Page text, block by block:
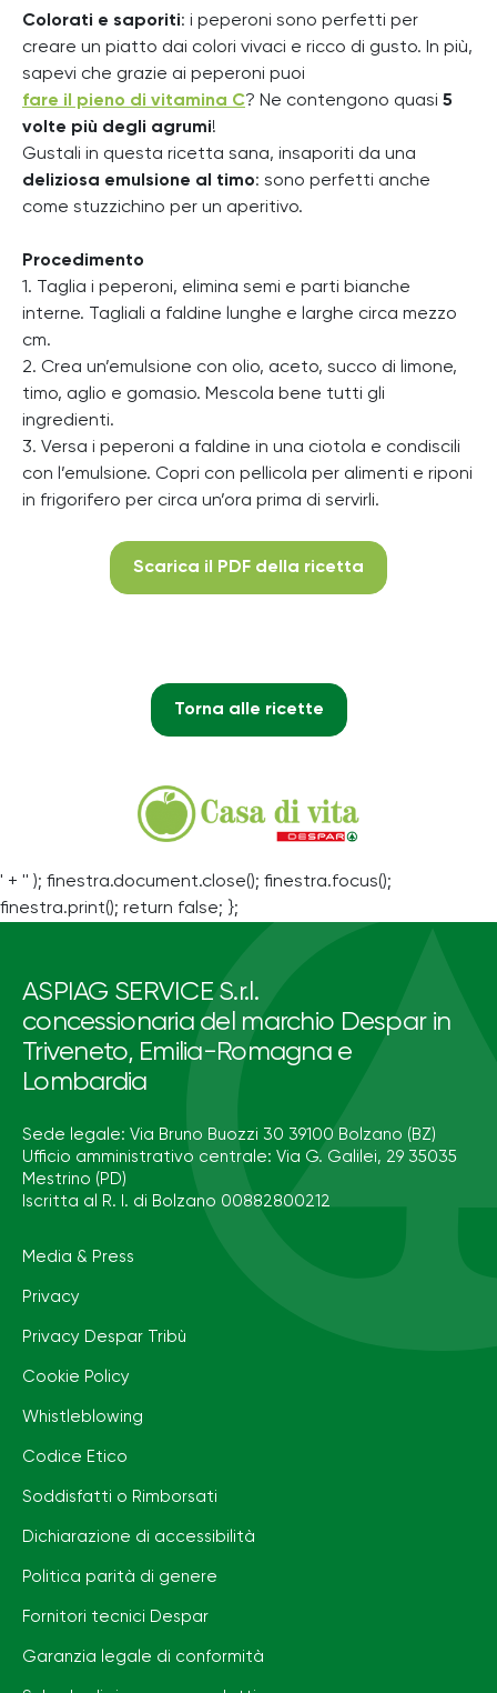
Colorati e saporiti: i peperoni sono perfetti per
creare un piatto dai colori vivaci e ricco di gusto. In più,
sapevi che grazie ai peperoni puoi
fare il pieno di vitamina C? Ne contengono quasi 5
volte più degli agrumi!
Gustali in questa ricetta sana, insaporiti da una
deliziosa emulsione al timo: sono perfetti anche
come stuzzichino per un aperitivo.
Procedimento
1. Taglia i peperoni, elimina semi e parti bianche
interne. Tagliali a faldine lunghe e larghe circa mezzo
cm.
2. Crea un’emulsione con olio, aceto, succo di limone,
timo, aglio e gomasio. Mescola bene tutti gli
ingredienti.
3. Versa i peperoni a faldine in una ciotola e condiscili
con l’emulsione. Copri con pellicola per alimenti e riponi
in frigorifero per circa un’ora prima di servirli.
Scarica il PDF della ricetta
Torna alle ricette
' + '' ); finestra.document.close(); finestra.focus();
finestra.print(); return false; };
ASPIAG SERVICE S.r.l.
concessionaria del marchio Despar in
Triveneto, Emilia-Romagna e
Lombardia
Sede legale: Via Bruno Buozzi 30 39100 Bolzano (BZ)
Ufficio amministrativo centrale: Via G. Galilei, 29 35035
Mestrino (PD)
Iscritta al R. I. di Bolzano 00882800212
Media & Press
Privacy
Privacy Despar Tribù
Cookie Policy
Whistleblowing
Codice Etico
Soddisfatti o Rimborsati
Dichiarazione di accessibilità
Politica parità di genere
Fornitori tecnici Despar
Garanzia legale di conformità